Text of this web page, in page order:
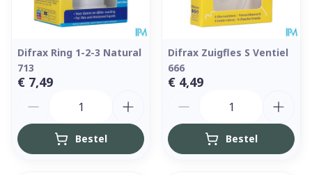
Difrax Ring 1-2-3 Natural
713
€ 7,49
Bestel
Difrax Zuigfles S Ventiel
666
€ 4,49
Bestel